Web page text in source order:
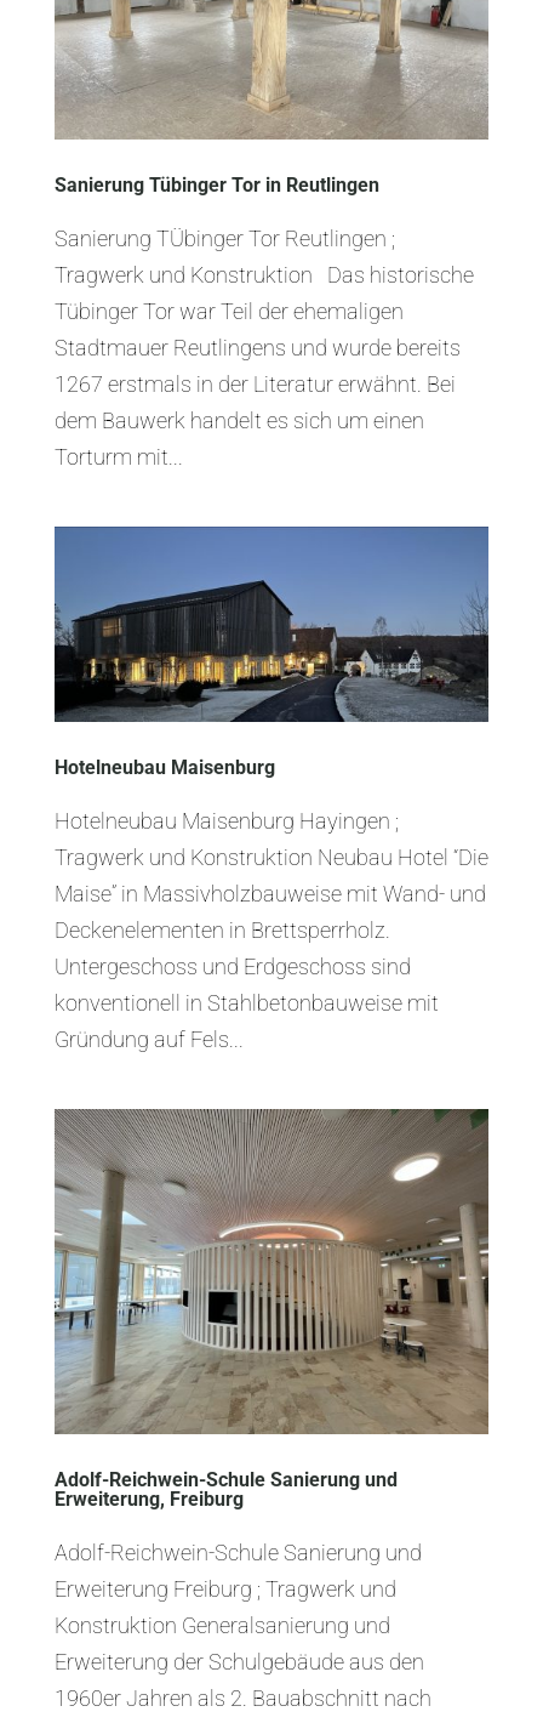
Sanierung Tübinger Tor in Reutlingen
Sanierung TÜbinger Tor Reutlingen ;
Tragwerk und Konstruktion Das historische
Tübinger Tor war Teil der ehemaligen
Stadtmauer Reutlingens und wurde bereits
1267 erstmals in der Literatur erwähnt. Bei
dem Bauwerk handelt es sich um einen
Torturm mit...
Hotelneubau Maisenburg
Hotelneubau Maisenburg Hayingen ;
Tragwerk und Konstruktion Neubau Hotel “Die
Maise” in Massivholzbauweise mit Wand- und
Deckenelementen in Brettsperrholz.
Untergeschoss und Erdgeschoss sind
konventionell in Stahlbetonbauweise mit
Gründung auf Fels...
Adolf-Reichwein-Schule Sanierung und
Erweiterung, Freiburg
Adolf-Reichwein-Schule Sanierung und
Erweiterung Freiburg ; Tragwerk und
Konstruktion Generalsanierung und
Erweiterung der Schulgebäude aus den
1960er Jahren als 2. Bauabschnitt nach